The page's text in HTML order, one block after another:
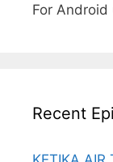
For Android
Recent